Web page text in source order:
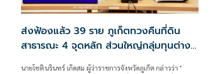
ส่งฟ้องแล้ว 39 ราย ภูเก็ตทวงคืนที่ดิน
สาธารณะ 4 จุดหลัก ส่วนใหญ่กลุ่มทุนต่าง
นายโชตินรินทร์ เกิดสม ผู้ว่าราชการจังหวัดภูเก็ต กล่าวว่า "